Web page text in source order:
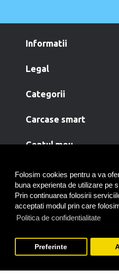
Folosim cookies pentru a va
buna experienta de utilizare pe
Prin continuarea folosirii
acceptati modul prin care
Politica de confidentialitate
Preferinte
informatii
legal
categorii
carcase smart
contul meu